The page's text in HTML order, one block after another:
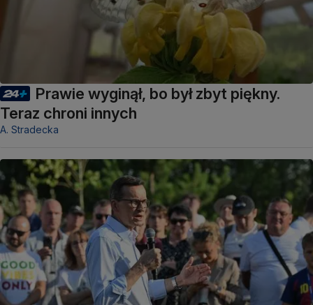
Prawie wyginął, bo był zbyt piękny.
Teraz chroni innych
A. Stradecka